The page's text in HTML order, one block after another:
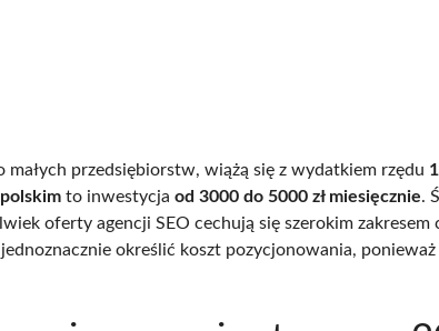
małych przedsiębiorstw, wiążą się z wydatkiem rzędu
to inwestycja od 3000 do 5000 zł miesięcznie.
oferty agencji SEO cechują się szerokim zakresem
określić koszt pozycjonowania, ponieważ